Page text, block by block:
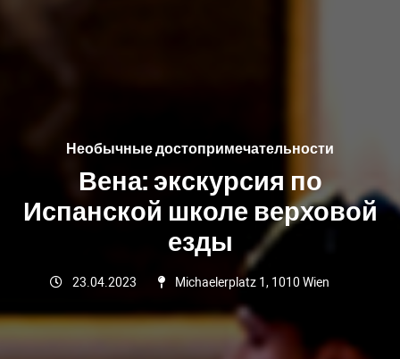
Необычные достопримечательности
Вена: экскурсия по
Испанской школе верховой
езды
23.04.2023 Michaelerplatz 1, 1010 Wien